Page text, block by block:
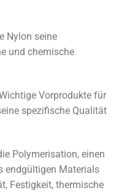
Nylon seine
und chemische
Vorprodukte für
spezifische Qualität
Polymerisation, einen
endgültigen Materials
Festigkeit, thermische